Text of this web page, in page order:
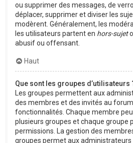
ou supprimer des messages, de
déplacer, supprimer et diviser les
modèrent. Généralement, les
les utilisateurs partent en hors-sujet
abusif ou offensant.
Haut
Que sont les groupes d’utilisateurs
Les groupes permettent aux
des membres et des invités au
fonctionnalités. Chaque membre
plusieurs groupes et chaque groupe
permissions. La gestion des
groupes permet aux